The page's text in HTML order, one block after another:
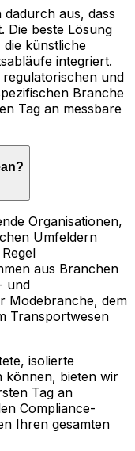
aus, dass
Die beste Lösung
künstliche
integriert.
regulatorischen und
Branche
Tag an messbare
Organisationen,
Umfeldern
aus Branchen
und
Modebranche, dem
Transportwesen
isolierte
können, bieten wir
Tag an
Compliance-
Ihren gesamten